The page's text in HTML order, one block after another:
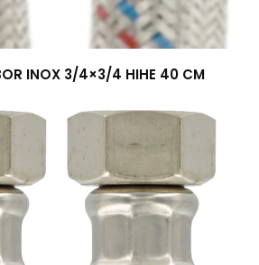
INOX 3/4×3/4 HIHE 40 CM